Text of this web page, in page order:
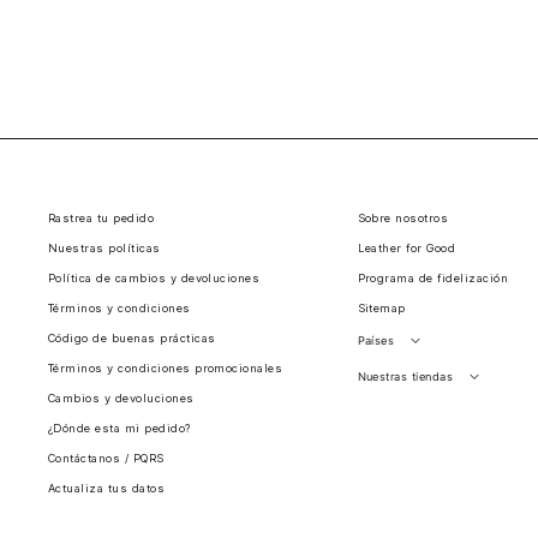
Rastrea tu pedido
Nuestras políticas
Política de cambios y devoluciones
Términos y condiciones
Código de buenas prácticas
Términos y condiciones promocionales
Cambios y devoluciones
¿Dónde esta mi pedido?
Contáctanos / PQRS
Actualiza tus datos
Sobre nosotros
Leather for Good
Programa de fidelización
Sitemap
Países
Perú
Nuestras tiendas